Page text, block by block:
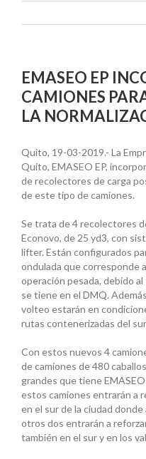
EMASEO EP
CAMIONES
LA
Quito, 19-03-2019.- La
Quito, EMASEO EP,
de recolectores de carga
de este tipo de camiones.
Se trata de 4 recolectores
Econovo, de 25 yd3, con
lifter. Están configurados
ondulada que corresponde
operación pesada, debido
se tiene en el DMQ.
volteo estarán en
rutas contenerizadas del
Con estos nuevos 4
de camiones de 480
grandes que tiene
estos camiones entrarán a
en el sur de la ciudad
otros dos entrarán a
también en el sur y en los